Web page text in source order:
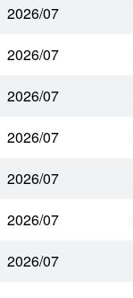
2026/07
2026/07
2026/07
2026/07
2026/07
2026/07
2026/07